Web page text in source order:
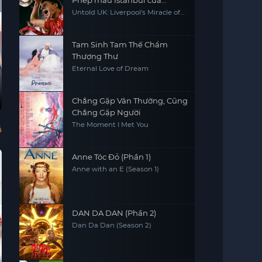
Ác Quỷ Ma Sơ
The Nun
Thuyết Minh - HD
Undying Secret
Chiến tranh
Transformers:
Liverpool
Untold UK: Liverpool's Miracle of
Tam Sinh Tam Thế Chẩm
Thượng Thư
Eternal Love of Dream
Chẳng Gặp Vân Thường, Cũng
Chẳng Gặp Người
The Moment I Met You
Anne Tóc Đỏ (Phần 1)
Anne with an E (Season 1)
DAN DA DAN (Phần 2)
Dan Da Dan (Season 2)